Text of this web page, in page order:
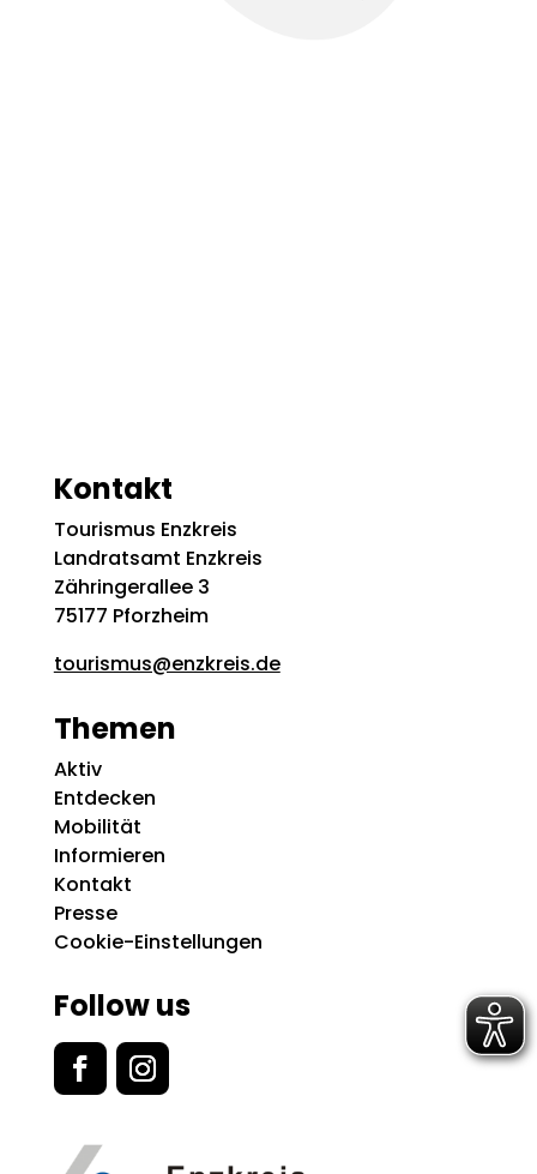
Kontakt
Tourismus Enzkreis
Landratsamt Enzkreis
Zähringerallee 3
75177 Pforzheim
tourismus@enzkreis.de
Themen
Aktiv
Entdecken
Mobilität
Informieren
Kontakt
Presse
Cookie-Einstellungen
Follow us